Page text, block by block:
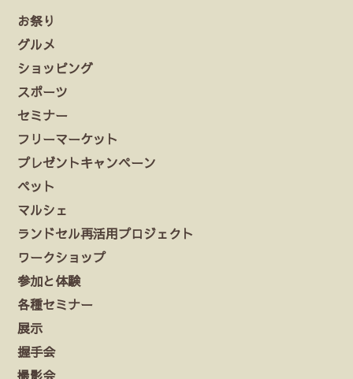
お祭り
グルメ
ショッピング
スポーツ
セミナー
フリーマーケット
プレゼントキャンペーン
ペット
マルシェ
ランドセル再活用プロジェクト
ワークショップ
参加と体験
各種セミナー
展示
握手会
撮影会